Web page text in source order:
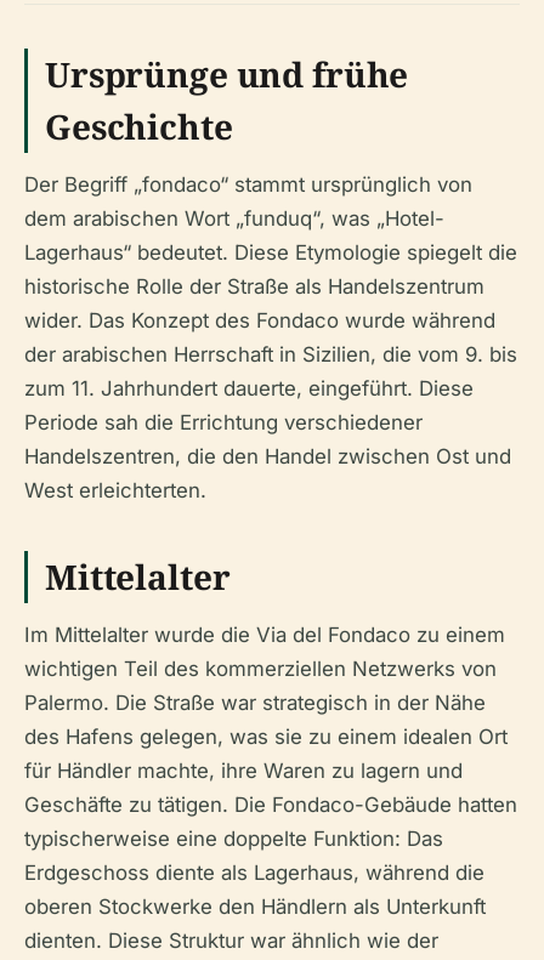
Ursprünge und frühe
Geschichte
Der Begriff „fondaco“ stammt ursprünglich von
dem arabischen Wort „funduq“, was „Hotel-
Lagerhaus“ bedeutet. Diese Etymologie spiegelt die
historische Rolle der Straße als Handelszentrum
wider. Das Konzept des Fondaco wurde während
der arabischen Herrschaft in Sizilien, die vom 9. bis
zum 11. Jahrhundert dauerte, eingeführt. Diese
Periode sah die Errichtung verschiedener
Handelszentren, die den Handel zwischen Ost und
West erleichterten.
Mittelalter
Im Mittelalter wurde die Via del Fondaco zu einem
wichtigen Teil des kommerziellen Netzwerks von
Palermo. Die Straße war strategisch in der Nähe
des Hafens gelegen, was sie zu einem idealen Ort
für Händler machte, ihre Waren zu lagern und
Geschäfte zu tätigen. Die Fondaco-Gebäude hatten
typischerweise eine doppelte Funktion: Das
Erdgeschoss diente als Lagerhaus, während die
oberen Stockwerke den Händlern als Unterkunft
dienten. Diese Struktur war ähnlich wie der